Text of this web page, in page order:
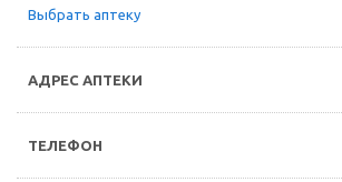
Выбрать аптеку